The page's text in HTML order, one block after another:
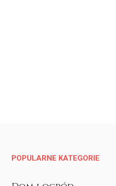
POPULARNE KATEGORIE